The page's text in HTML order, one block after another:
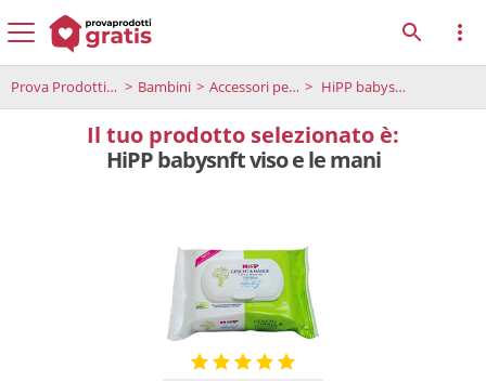
Prova Prodotti Gratis Bambini Accessori per bambini HiPP babysnft viso e le mani
Il tuo prodotto selezionato è:
HiPP babysnft viso e le mani